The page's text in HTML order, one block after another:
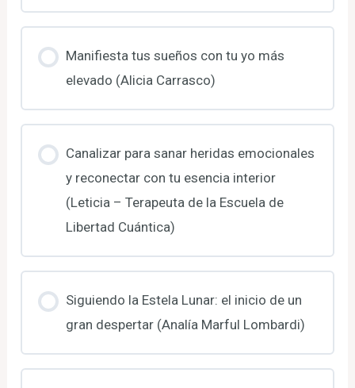
Manifiesta tus sueños con tu yo más
elevado (Alicia Carrasco)
Canalizar para sanar heridas emocionales
y reconectar con tu esencia interior
(Leticia – Terapeuta de la Escuela de
Libertad Cuántica)
Siguiendo la Estela Lunar: el inicio de un
gran despertar (Analía Marful Lombardi)